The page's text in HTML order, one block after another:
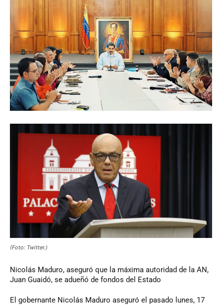
(Foto: Twitter.)
Nicolás Maduro, aseguró que la máxima autoridad de la AN,
Juan Guaidó, se adueñó de fondos del Estado
El gobernante Nicolás Maduro aseguró el pasado lunes, 17